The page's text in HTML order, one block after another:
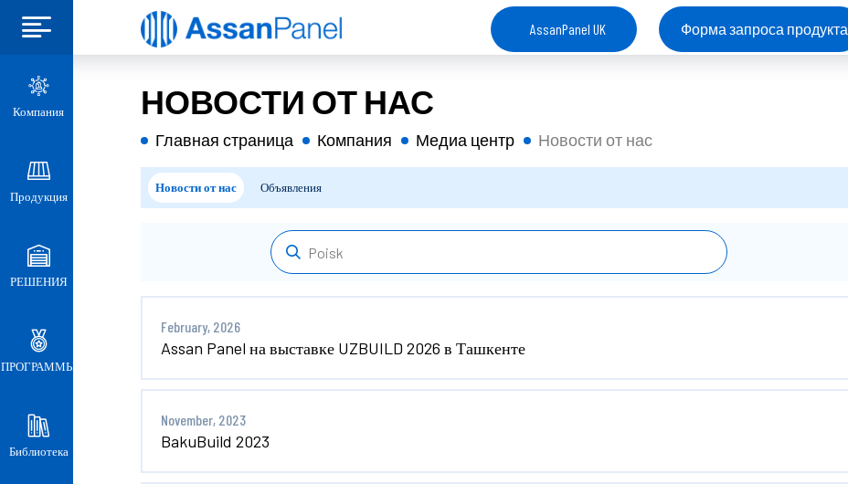
AssanPanel UK Форма запроса продукта
Компания
Продукция
РЕШЕНИЯ
ПРОГРАММЫ
Библиотека
НОВОСТИ ОТ НАС
Главная страница Компания Медиа центр Новости от нас
Новости от нас Объявления
February, 2026
Assan Panel на выставке UZBUILD 2026 в Ташкенте
November, 2023
BakuBuild 2023